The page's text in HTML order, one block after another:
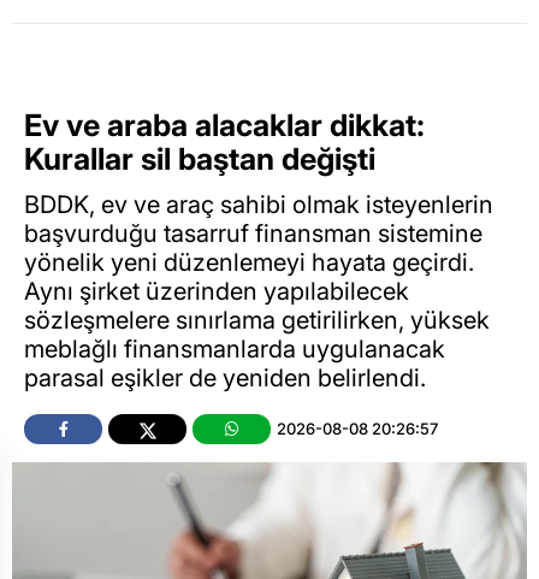
Ev ve araba alacaklar dikkat:
Kurallar sil baştan değişti
BDDK, ev ve araç sahibi olmak isteyenlerin
başvurduğu tasarruf finansman sistemine
yönelik yeni düzenlemeyi hayata geçirdi.
Aynı şirket üzerinden yapılabilecek
sözleşmelere sınırlama getirilirken, yüksek
meblağlı finansmanlarda uygulanacak
parasal eşikler de yeniden belirlendi.
2026-08-08 20:26:57